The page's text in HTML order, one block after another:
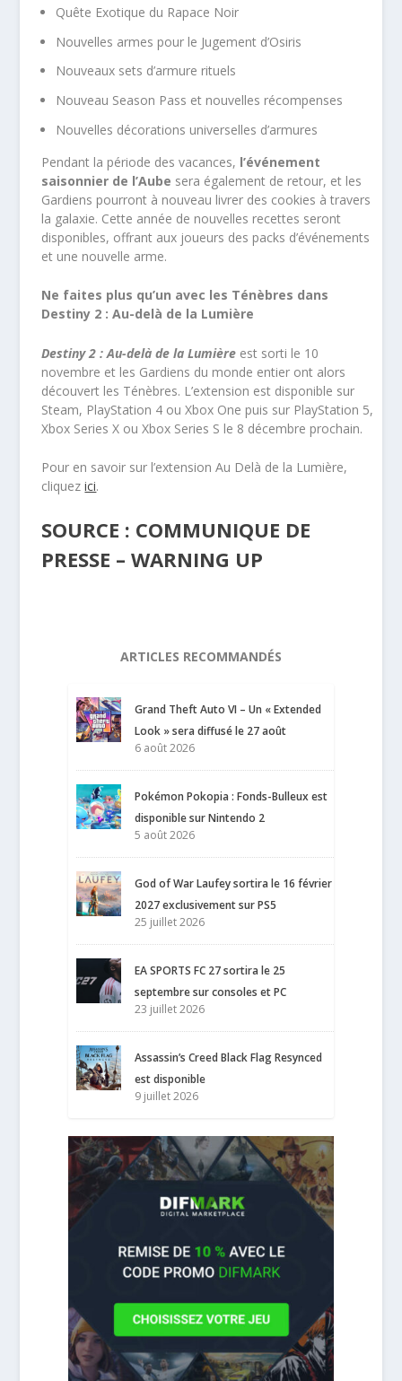
Quête Exotique du Rapace Noir
Nouvelles armes pour le Jugement d’Osiris
Nouveaux sets d’armure rituels
Nouveau Season Pass et nouvelles récompenses
Nouvelles décorations universelles d’armures
Pendant la période des vacances, l’événement
saisonnier de l’Aube sera également de retour, et les
Gardiens pourront à nouveau livrer des cookies à travers
la galaxie. Cette année de nouvelles recettes seront
disponibles, offrant aux joueurs des packs d’événements
et une nouvelle arme.
Ne faites plus qu’un avec les Ténèbres dans
Destiny 2 : Au-delà de la Lumière
Destiny 2 : Au-delà de la Lumière est sorti le 10
novembre et les Gardiens du monde entier ont alors
découvert les Ténèbres. L’extension est disponible sur
Steam, PlayStation 4 ou Xbox One puis sur PlayStation 5,
Xbox Series X ou Xbox Series S le 8 décembre prochain.
Pour en savoir sur l’extension Au Delà de la Lumière,
cliquezici.
SOURCE : COMMUNIQUE DE
PRESSE – WARNING UP
ARTICLES RECOMMANDÉS
Grand Theft Auto VI – Un « Extended
Look » sera diffusé le 27 août
6 août 2026
Pokémon Pokopia : Fonds-Bulleux est
disponible sur Nintendo 2
5 août 2026
God of War Laufey sortira le 16 février
2027 exclusivement sur PS5
25 juillet 2026
EA SPORTS FC 27 sortira le 25
septembre sur consoles et PC
23 juillet 2026
Assassin’s Creed Black Flag Resynced
est disponible
9 juillet 2026